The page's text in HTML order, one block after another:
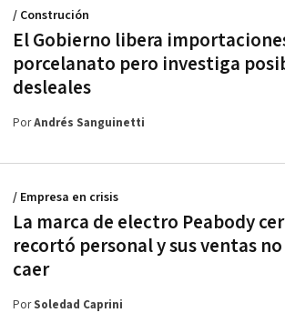
El Gobierno libera
porcelanato pero investiga
desleales
/ Construción
PorAndrés Sanguinetti
La marca de electro Peabody
recortó personal y sus ventas
caer
/ Empresa en crisis
PorSoledad Caprini